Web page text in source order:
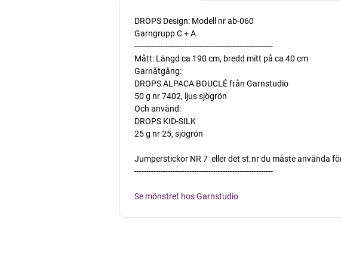
DROPS Design: Modell nr ab-060
Garngrupp C + A
----------------------------------------------------------
Mått: Längd ca 190 cm, bredd mitt på ca 40 cm
Garnåtgång:
DROPS ALPACA BOUCLÉ från Garnstudio
50 g nr 7402, ljus sjögrön
Och använd:
DROPS KID-SILK
25 g nr 25, sjögrön
Jumperstickor NR 7  eller det st.nr du måste använda
----------------------------------------------------------
Se mönstret hos Garnstudio